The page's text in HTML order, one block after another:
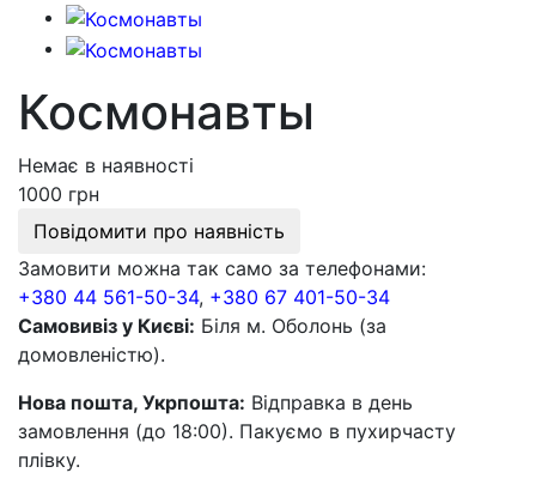
Космонавты
Немає в наявності
1000 грн
Повідомити про наявність
Замовити можна так само за телефонами:
+380 44 561-50-34, +380 67 401-50-34
Самовивіз у Києві: Біля м. Оболонь (за
домовленістю).
Нова пошта, Укрпошта: Відправка в день
замовлення (до 18:00). Пакуємо в пухирчасту
плівку.